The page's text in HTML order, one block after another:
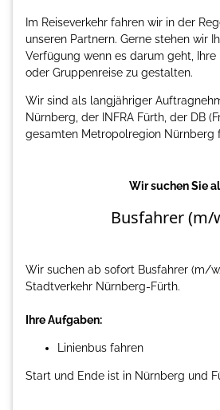
Im Reiseverkehr fahren wir in der
unseren Partnern. Gerne stehen wir
Verfügung wenn es darum geht, Ihre
oder Gruppenreise zu gestalten.
Wir sind als langjähriger
Nürnberg, der INFRA Fürth, der DB
gesamten Metropolregion Nürnberg
Wir suchen Sie
Busfahrer (m/
Wir suchen ab sofort Busfahrer (m/
Stadtverkehr Nürnberg-Fürth.
Ihre Aufgaben:
Linienbus fahren
Start und Ende ist in Nürnberg und